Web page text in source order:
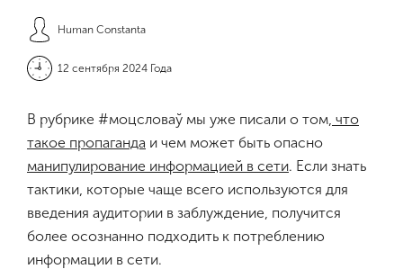
Human Constanta
12 сентября 2024 Года
В рубрике #моцсловаў мы уже писали о том, что
такое пропаганда и чем может быть опасно
манипулирование информацией в сети. Если знать
тактики, которые чаще всего используются для
введения аудитории в заблуждение, получится
более осознанно подходить к потреблению
информации в сети.